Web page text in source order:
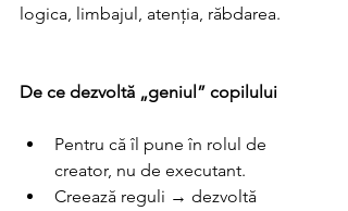
logica, limbajul, atenția, răbdarea.
De ce dezvoltă „geniul” copilului
Pentru că îl pune în rolul de
creator, nu de executant.
Creează reguli → dezvoltă